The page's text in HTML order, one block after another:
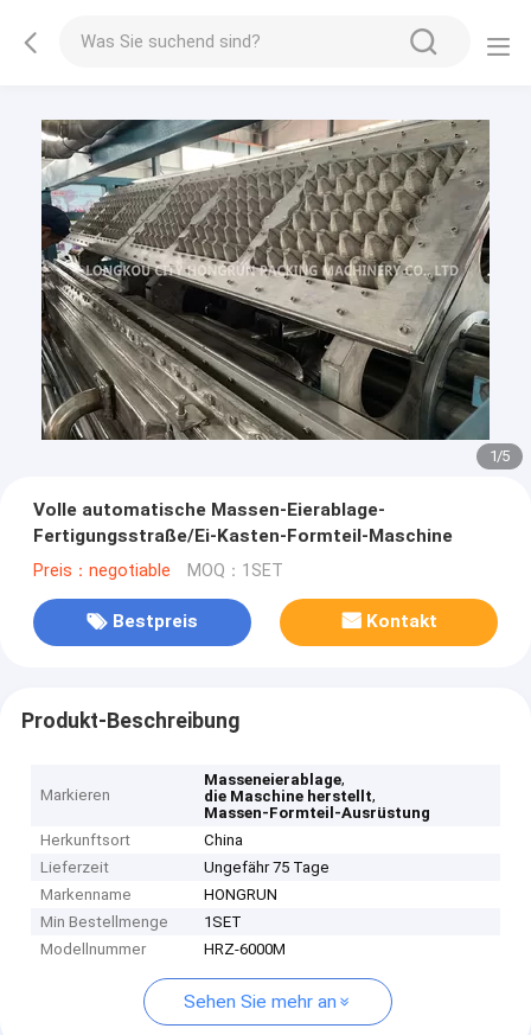
2/5
Volle automatische Massen-Eierablage-
Fertigungsstraße/Ei-Kasten-Formteil-Maschine
Preis：negotiable MOQ：1SET
Bestpreis Kontakt
Produkt-Beschreibung
Markieren
Masseneierablage,
die Maschine herstellt,
Massen-Formteil-Ausrüstung
Herkunftsort
China
Lieferzeit
Ungefähr 75 Tage
Markenname
HONGRUN
Min Bestellmenge
1SET
Modellnummer
HRZ-6000M
Sehen Sie mehr an